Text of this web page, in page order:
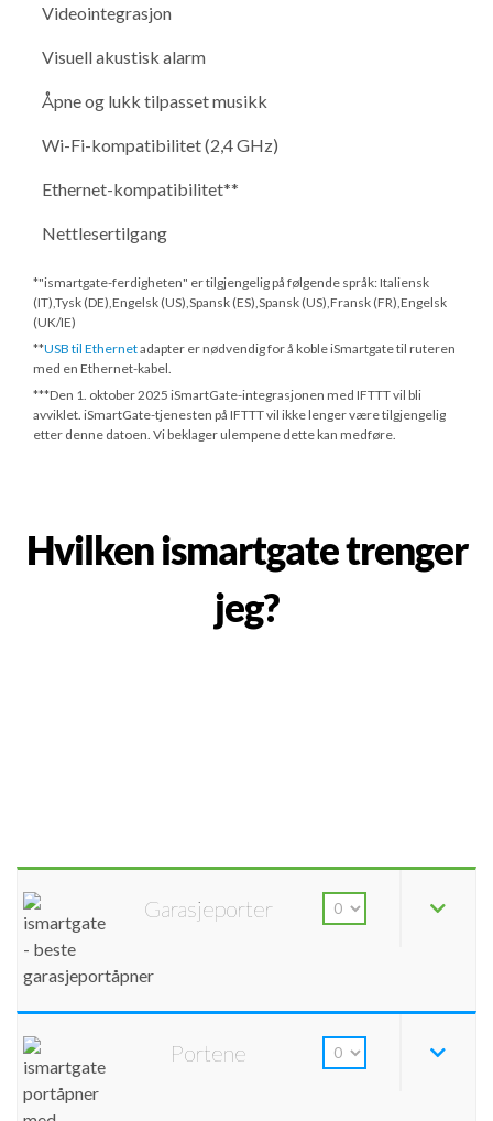
Videointegrasjon
Visuell akustisk alarm
Åpne og lukk tilpasset musikk
Wi-Fi-kompatibilitet (2,4 GHz)
Ethernet-kompatibilitet**
Nettlesertilgang
*"ismartgate-ferdigheten" er tilgjengelig på følgende språk: Italiensk
(IT),Tysk (DE),Engelsk (US),Spansk (ES),Spansk (US),Fransk (FR),Engelsk
(UK/IE)
**USB til Ethernetadapter er nødvendig for å koble iSmartgate til ruteren
med en Ethernet-kabel.
***Den 1. oktober 2025 iSmartGate-integrasjonen med IFTTT vil bli
avviklet. iSmartGate-tjenesten på IFTTT vil ikke lenger være tilgjengelig
etter denne datoen. Vi beklager ulempene dette kan medføre.
Hvilken ismartgate trenger
jeg?
Garasjeporter
Portene